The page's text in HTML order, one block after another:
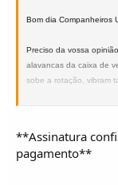
Bom dia Companheiros
Preciso da vossa
alavancas da caixa de
sobe a rotação, vibram
Será algum sintoma de
De referir que tenho um
**Assinatura
pagamento**